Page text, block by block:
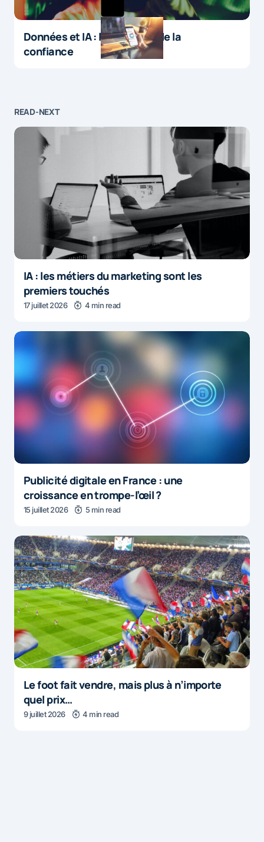
Données et IA : le paradoxe de la
confiance
READ-NEXT
IA : les métiers du marketing sont les
premiers touchés
17 juillet 2026 4 min read
Publicité digitale en France : une
croissance en trompe-l’œil ?
15 juillet 2026 5 min read
Le foot fait vendre, mais plus à n’importe
quel prix…
9 juillet 2026 4 min read